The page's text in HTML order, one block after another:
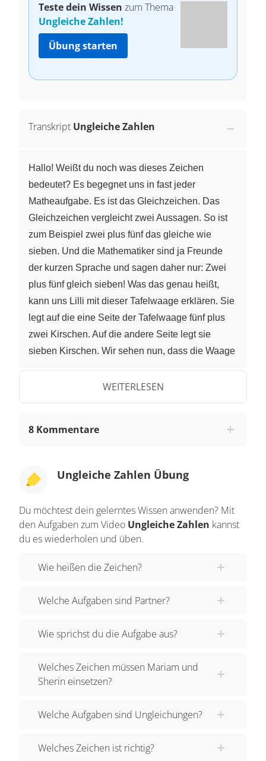
Teste dein Wissen zum Thema
Ungleiche Zahlen!
Übung starten
Transkript Ungleiche Zahlen
Hallo! Weißt du noch was dieses Zeichen
bedeutet? Es begegnet uns in fast jeder
Matheaufgabe. Es ist das Gleichzeichen. Das
Gleichzeichen vergleicht zwei Aussagen. So ist
zum Beispiel zwei plus fünf das gleiche wie
sieben. Und die Mathematiker sind ja Freunde
der kurzen Sprache und sagen daher nur: Zwei
plus fünf gleich sieben! Was das genau heißt,
kann uns Lilli mit dieser Tafelwaage erklären. Sie
legt auf die eine Seite der Tafelwaage fünf plus
zwei Kirschen. Auf die andere Seite legt sie
sieben Kirschen. Wir sehen nun, dass die Waage
gleicher Höhe. Also hat Lilli damit bewiesen, dass
fünf plus zwei gleich sieben sind. Wenn Lilli nun
zwei Kirschen legt und auf die anderen Seite acht
Kirschen runter. Warum ist das so? Der Grund ist
ganz einfach. Acht Kirschen sind eine mehr als
gleiche wie Fünf plus Zwei. Fünf plus Zwei sind
gleich Sieben und sieben Kirschen sind leichter
acht. Wir wissen also, dass fünf plus zwei sieben
können wir statt des „Ungleichzeichens“ auch ein
Kannst du dich noch daran erinnern, dass die
Zahl zeigt ? So wie das Krokodil immer erst das
Größere frisst. Nun haben wir hier stehen: Fünf
Ungleichung.
Lilli fasst nochmal zusammen, was eine
WEITERLESEN
8 Kommentare
Ungleiche Zahlen Übung
Du möchtest dein gelerntes Wissen anwenden? Mit
den Aufgaben zum Video Ungleiche Zahlen kannst
du es wiederholen und üben.
Wie heißen die Zeichen?
Welche Aufgaben sind Partner?
Wie sprichst du die Aufgabe aus?
Welches Zeichen müssen Mariam und
Sherin einsetzen?
Welche Aufgaben sind Ungleichungen?
Welches Zeichen ist richtig?